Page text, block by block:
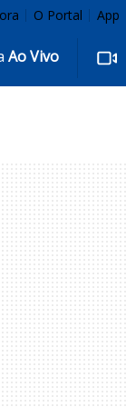
O Portal App
Ao Vivo